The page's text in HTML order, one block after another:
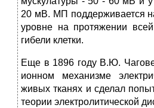
20 мВ. МП поддерживается
уровне на протяжении
гибели клетки.
Еще в 1896 году В.Ю.
ионном механизме
живых тканях и сделал
теории электролитической